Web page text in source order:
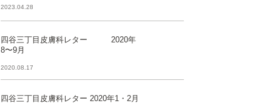
2023.04.28
四谷三丁目皮膚科レター 2020年
8〜9月
2020.08.17
四谷三丁目皮膚科レター 2020年1・2月